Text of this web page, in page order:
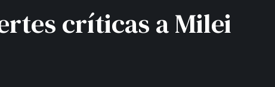
críticas a Milei